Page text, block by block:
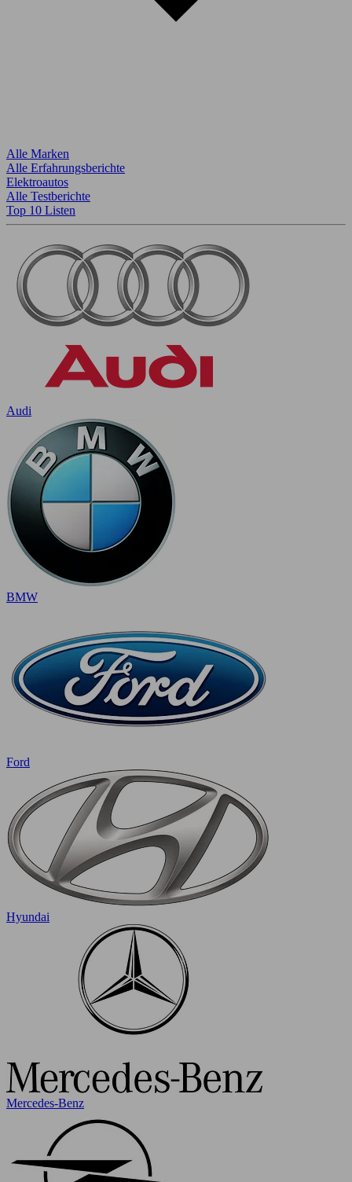
Alle Marken
Alle Erfahrungsberichte
Elektroautos
Alle Testberichte
Top 10 Listen
Audi
BMW
Ford
Hyundai
Mercedes-Benz